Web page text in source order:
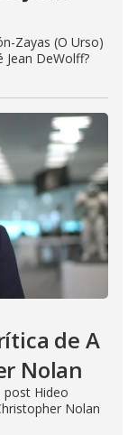
Zayas (O Urso)
DeWolff?
de A
Nolan
post Hideo
Nolan